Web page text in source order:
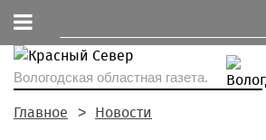
Вологодская областная газета.
Главное Новости